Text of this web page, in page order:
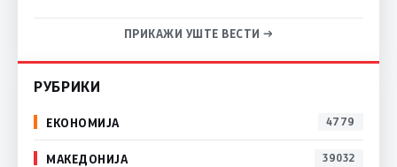
ПРИКАЖИ УШТЕ ВЕСТИ →
РУБРИКИ
ЕКОНОМИЈА 4779
МАКЕДОНИЈА 39032